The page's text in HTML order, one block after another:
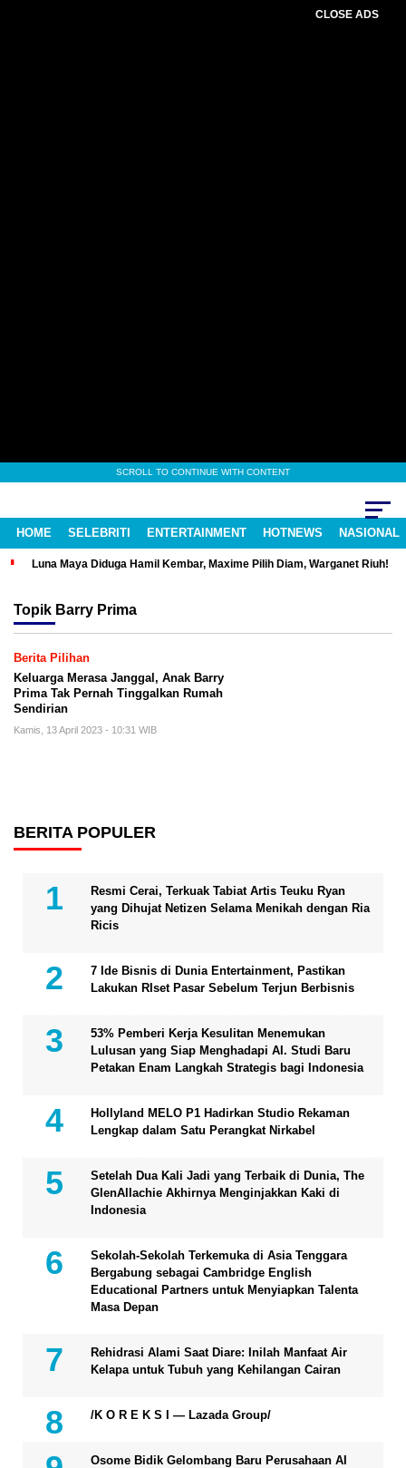
CLOSE ADS
SCROLL TO CONTINUE WITH CONTENT
HOME SELEBRITI ENTERTAINMENT HOTNEWS NASIONAL
Luna Maya Diduga Hamil Kembar, Maxime Pilih Diam, Warganet Riuh!
Topik Barry Prima
Berita Pilihan
Keluarga Merasa Janggal, Anak Barry
Prima Tak Pernah Tinggalkan Rumah
Sendirian
Kamis, 13 April 2023 - 10:31 WIB
BERITA POPULER
Resmi Cerai, Terkuak Tabiat Artis Teuku Ryan
yang Dihujat Netizen Selama Menikah dengan Ria
Ricis
7 Ide Bisnis di Dunia Entertainment, Pastikan
Lakukan RIset Pasar Sebelum Terjun Berbisnis
53% Pemberi Kerja Kesulitan Menemukan
Lulusan yang Siap Menghadapi AI. Studi Baru
Petakan Enam Langkah Strategis bagi Indonesia
Hollyland MELO P1 Hadirkan Studio Rekaman
Lengkap dalam Satu Perangkat Nirkabel
Setelah Dua Kali Jadi yang Terbaik di Dunia, The
GlenAllachie Akhirnya Menginjakkan Kaki di
Indonesia
Sekolah-Sekolah Terkemuka di Asia Tenggara
Bergabung sebagai Cambridge English
Educational Partners untuk Menyiapkan Talenta
Masa Depan
Rehidrasi Alami Saat Diare: Inilah Manfaat Air
Kelapa untuk Tubuh yang Kehilangan Cairan
/K O R E K S I — Lazada Group/
Osome Bidik Gelombang Baru Perusahaan AI